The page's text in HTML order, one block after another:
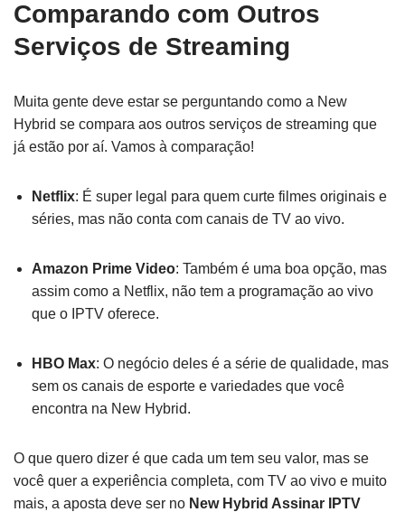
Comparando com Outros
Serviços de Streaming
Muita gente deve estar se perguntando como a New
Hybrid se compara aos outros serviços de streaming que
já estão por aí. Vamos à comparação!
Netflix: É super legal para quem curte filmes originais e
séries, mas não conta com canais de TV ao vivo.
Amazon Prime Video: Também é uma boa opção, mas
assim como a Netflix, não tem a programação ao vivo
que o IPTV oferece.
HBO Max: O negócio deles é a série de qualidade, mas
sem os canais de esporte e variedades que você
encontra na New Hybrid.
O que quero dizer é que cada um tem seu valor, mas se
você quer a experiência completa, com TV ao vivo e muito
mais, a aposta deve ser no New Hybrid Assinar IPTV